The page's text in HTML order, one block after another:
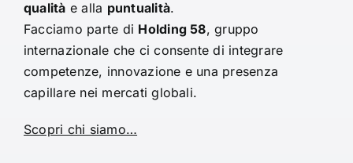
qualità e alla puntualità.
Facciamo parte di Holding 58, gruppo
internazionale che ci consente di integrare
competenze, innovazione e una presenza
capillare nei mercati globali.
Scopri chi siamo…